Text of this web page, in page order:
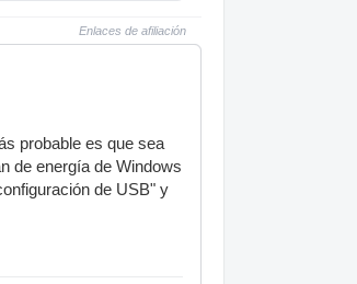
Enlaces de afiliación
probable es que sea
de energía de Windows
de USB" y